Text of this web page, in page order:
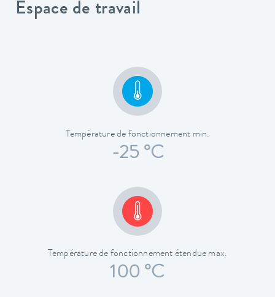
Espace de travail
Température de fonctionnement min.
-25 °C
Température de fonctionnement étendue max.
100 °C